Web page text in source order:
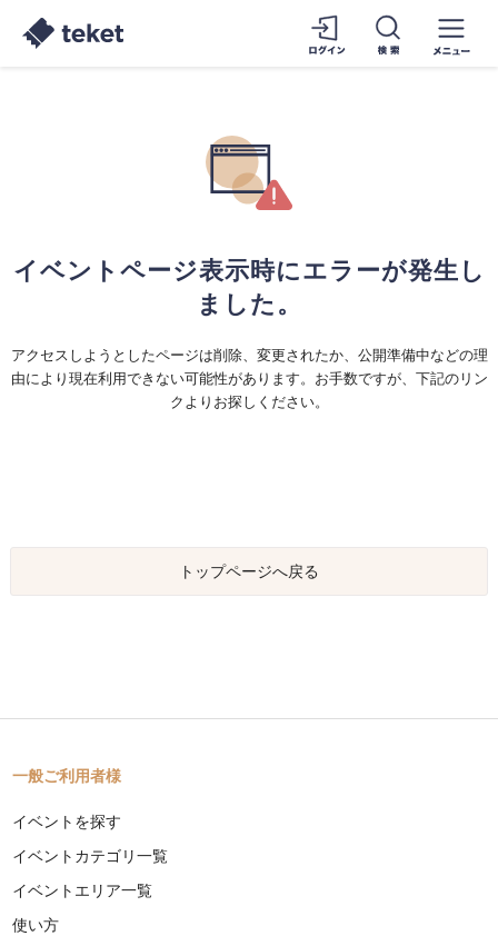
イベントページ表示時にエラーが発生し
ました。
アクセスしようとしたページは削除、変更されたか、公開準備中などの理
由により現在利用できない可能性があります。お手数ですが、下記のリン
クよりお探しください。
トップページへ戻る
一般ご利用者様
イベントを探す
イベントカテゴリ一覧
イベントエリア一覧
使い方